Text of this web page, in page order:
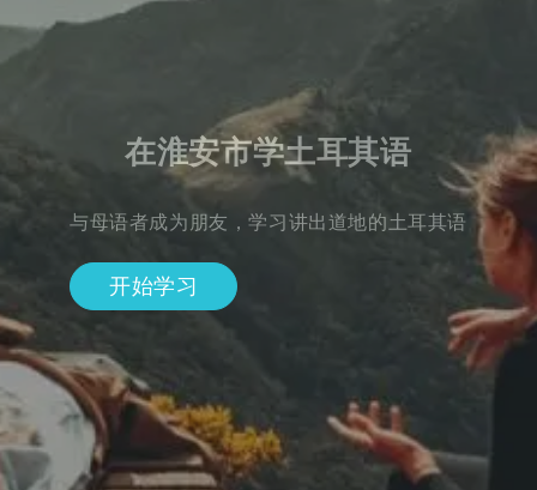
在淮安市学土耳其语
与母语者成为朋友，学习讲出道地的土耳其语
开始学习